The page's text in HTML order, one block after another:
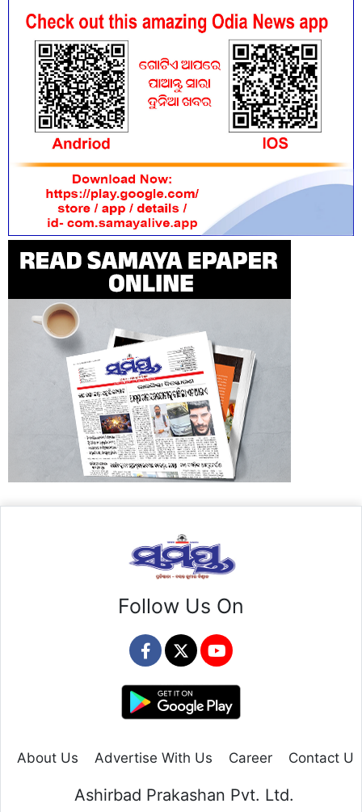
Follow Us On
About Us Advertise With Us Career Contact Us
Ashirbad Prakashan Pvt. Ltd.